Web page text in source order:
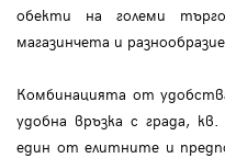
обекти на големи
магазинчета и
Комбинацията от
удобна връзка с града,
един от елитните и